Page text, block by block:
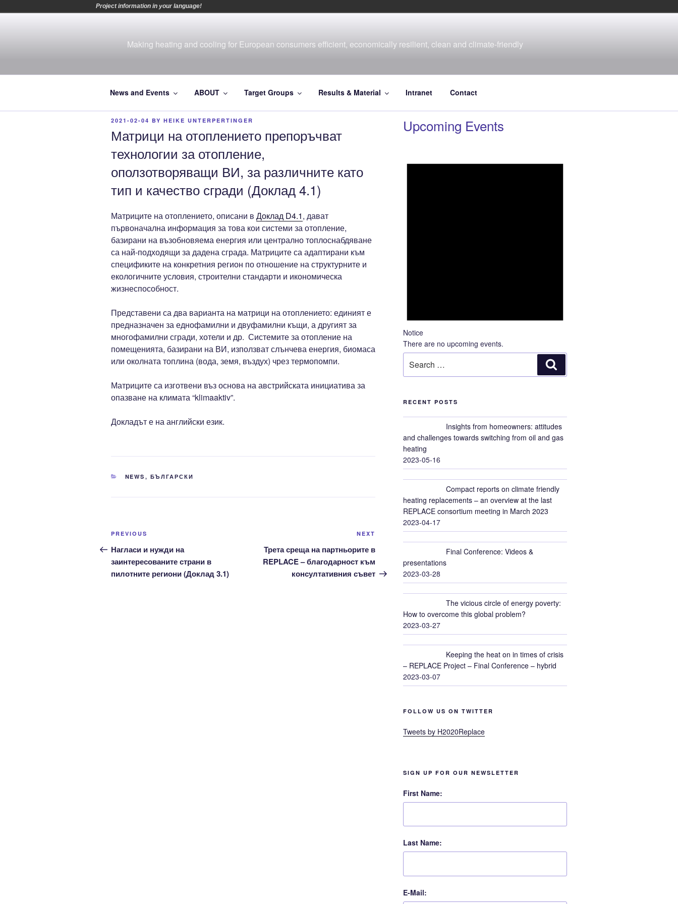
Making heating and cooling for European consumers efficient, economically resilient, clean and climate-friendly
News and Events ABOUT Target Groups Results & Material Intranet Contact
POSTED
2021-02-04 BY HEIKE UNTERPERTINGER
Матрици на отоплението препоръчват
технологии за отопление,
оползотворяващи ВИ, за различните като
тип и качество сгради (Доклад 4.1)
Матриците на отоплението, описани в Доклад D4.1, дават
първоначална информация за това кои системи за отопление,
базирани на възобновяема енергия или централно топлоснабдяване
са най-подходящи за дадена сграда. Матриците са адаптирани към
спецификите на конкретния регион по отношение на структурните и
екологичните условия, строителни стандарти и икономическа
жизнеспособност.
Представени са два варианта на матрици на отоплението: единият е
предназначен за еднофамилни и двуфамилни къщи, а другият за
многофамилни сгради, хотели и др. Системите за отопление на
помещенията, базирани на ВИ, използват слънчева енергия, биомаса
или околната топлина (вода, земя, въздух) чрез термопомпи.
Матриците са изготвени въз основа на австрийската инициатива за
опазване на климата “klimaaktiv”.
Докладът е на английски език.
CATEGORIES
NEWS , БЪЛГАРСКИ
Post
navigation
Previous
Post
PREVIOUS
Нагласи и нужди на
заинтересованите страни в
пилотните региони (Доклад 3.1)
Post
NEXT
Трета среща на партньорите в
REPLACE – благодарност към
консултативния съвет
Upcoming Events
Notice
There are no upcoming events.
for:
RECENT POSTS
Insights from homeowners: attitudes
and challenges towards switching from oil and gas
heating
2023-05-16
Compact reports on climate friendly
heating replacements – an overview at the last
REPLACE consortium meeting in March 2023
2023-04-17
Final Conference: Videos &
presentations
2023-03-28
The vicious circle of energy poverty:
How to overcome this global problem?
2023-03-27
Keeping the heat on in times of crisis
– REPLACE Project – Final Conference – hybrid
2023-03-07
FOLLOW US ON TWITTER
Tweets by H2020Replace
SIGN UP FOR OUR NEWSLETTER
First Name:
Last Name:
E-Mail:
Project information in your language!